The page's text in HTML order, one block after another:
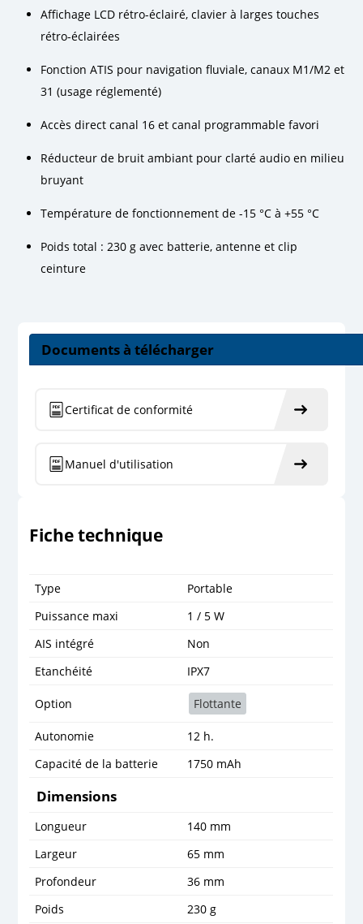
Affichage LCD rétro-éclairé, clavier à larges touches
rétro-éclairées
Fonction ATIS pour navigation fluviale, canaux M1/M2 et
31 (usage réglementé)
Accès direct canal 16 et canal programmable favori
Réducteur de bruit ambiant pour clarté audio en milieu
bruyant
Température de fonctionnement de -15 °C à +55 °C
Poids total : 230 g avec batterie, antenne et clip
ceinture
Documents à télécharger
Certificat de conformité
Manuel d'utilisation
Fiche technique
Type
Portable
Puissance maxi
1 / 5 W
AIS intégré
Non
Etanchéité
IPX7
Option Flottante
Autonomie
12 h.
Capacité de la batterie
1750 mAh
Dimensions
Longueur
140 mm
Largeur
65 mm
Profondeur
36 mm
Poids
230 g